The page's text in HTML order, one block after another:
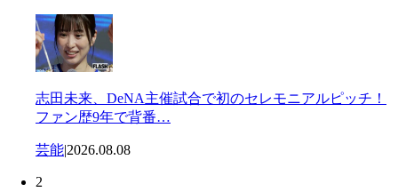
志田未来、DeNA主催試合で初のセレモニアルピッチ！
ファン歴9年で背番…
芸能|2026.08.08
2